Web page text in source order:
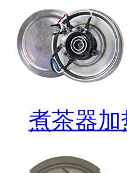
煮茶器加